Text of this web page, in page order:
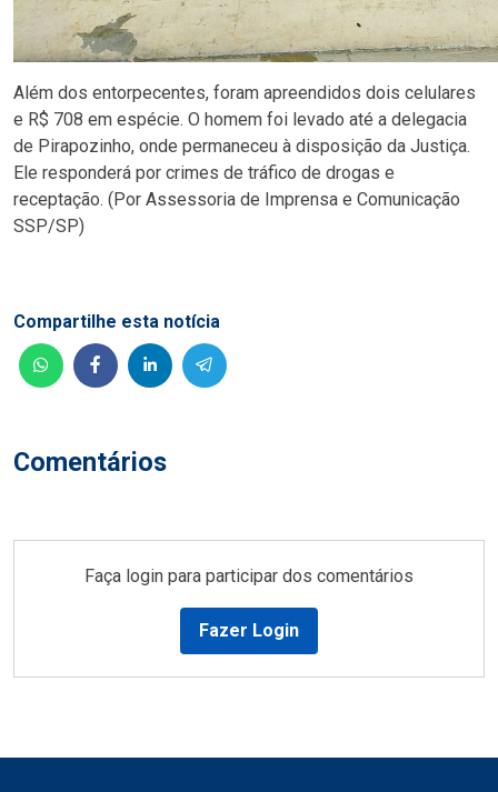
Além dos entorpecentes, foram apreendidos dois celulares
e R$ 708 em espécie. O homem foi levado até a delegacia
de Pirapozinho, onde permaneceu à disposição da Justiça.
Ele responderá por crimes de tráfico de drogas e
receptação. (Por Assessoria de Imprensa e Comunicação
SSP/SP)
Comentários
Compartilhe esta notícia
Faça login para participar dos comentários
Fazer Login